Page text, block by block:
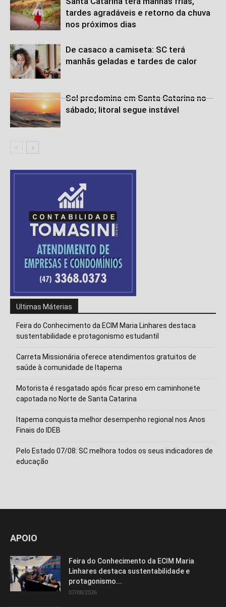
tardes agradáveis e retorno da chuva
nos próximos dias
De casaco a camiseta: SC terá
manhãs geladas e tardes de calor
Sol predomina em Santa Catarina no
sábado; litoral segue instável
Ultimas Máterias
Feira do Conhecimento da ECIM Maria Linhares destaca
sustentabilidade e protagonismo estudantil
Carreta Missionária oferece atendimentos gratuitos de
saúde à comunidade de Itapema
Motorista é resgatado após ficar preso em caminhonete
capotada no Norte de Santa Catarina
Itapema conquista melhor desempenho regional nos Anos
Finais do IDEB
Pelo Estado 07/08: SC melhora todos os seus indicadores de
educação
APOIO
Feira do Conhecimento da ECIM Maria
Linhares destaca sustentabilidade e
protagonismo...
07/08/2026